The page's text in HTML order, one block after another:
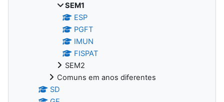
SEM1
ESP
PGFT
IMUN
FISPAT
SEM2
Comuns em anos diferentes
SD